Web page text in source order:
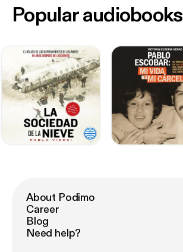
Popular audiobooks
About Podimo
Career
Blog
Need help?